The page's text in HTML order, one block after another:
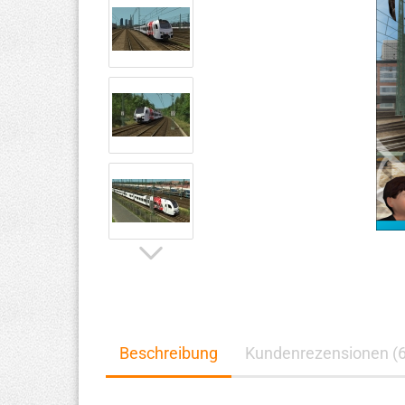
Beschreibung Kundenrezensionen